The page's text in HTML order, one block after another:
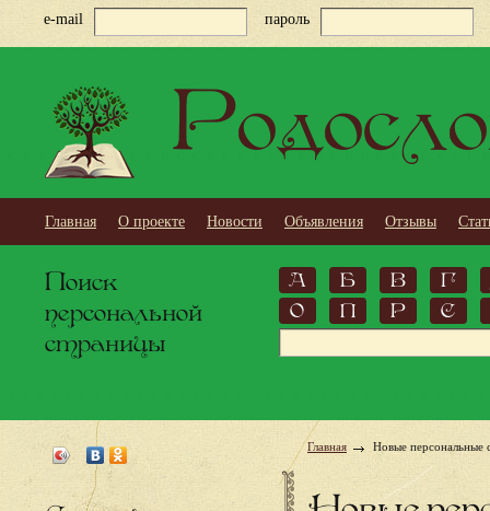
e-mail пароль
Главная О проекте Новости Объявления Отзывы
Поиск
персональной
страницы
А Б В
Г
О
П Р С
Главная Новые персональные